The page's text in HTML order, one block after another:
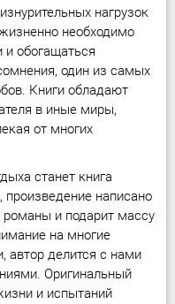
нагрузок
необходимо
и обогащаться
один из самых
Книги обладают
в иные миры,
от многих
станет книга
произведение написано
и подарит массу
на многие
автор делится с нами
Оригинальный
и испытаний